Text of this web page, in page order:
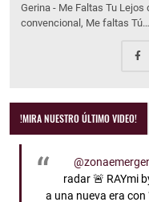
Gerina - Me Faltas Tu
convencional, Me faltas Tú…
!MIRA NUESTRO ÚLTIMO VIDEO!
radar 🚨 RAYmi
a una nueva era con